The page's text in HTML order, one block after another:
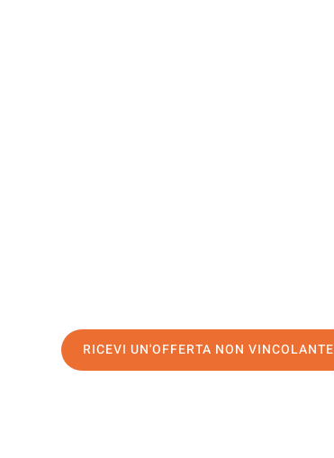
RICEVI UN'OFFERTA NON VINCOLANTE